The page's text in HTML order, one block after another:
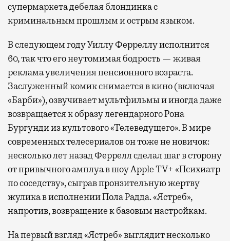
супермаркета дебелая блондинка с
криминальным прошлым и острым языком.
В следующем году Уиллу Ферреллу исполнится
60, так что его неутомимая бодрость — живая
реклама увеличения пенсионного возраста.
Заслуженный комик снимается в кино (включая
«Барби»), озвучивает мультфильмы и иногда даже
возвращается к образу легендарного Рона
Бургунди из культового «Телеведущего». В мире
современных телесериалов он тоже не новичок:
несколько лет назад Феррелл сделал шаг в сторону
от привычного амплуа в шоу Apple TV+ «Психиатр
по соседству», сыграв пронзительную жертву
жулика в исполнении Пола Радда. «Ястреб»,
напротив, возвращение к базовым настройкам.
На первый взгляд «Ястреб» выглядит несколько